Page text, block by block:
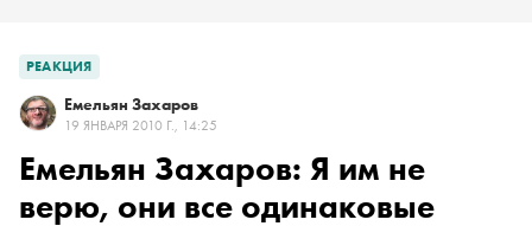
РЕАКЦИЯ
Емельян Захаров
19 ЯНВАРЯ 2010 Г., 14:25
Емельян Захаров: Я им не
верю, они все одинаковые